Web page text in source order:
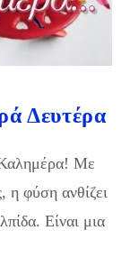
Δευτέρα
Καλημέρα! Με
η φύση ανθίζει
Είναι μια